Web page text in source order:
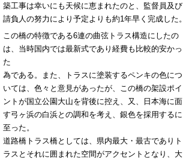
築工事は幸いにも天候に恵まれたのと、監督員及び
請負人の努力により予定よりも約1年早く完成した。
この橋の特徴である6連の曲弦トラス構造にしたの
は、当時国内では最新式であり経費も比較的安かっ
た
為である。また、トラスに塗装するペンキの色につ
いては、色々と意見があったが、この橋の架設ポイ
ントが国立公園大山を背後に控え、又、日本海に面
す弓ヶ浜の白浜との調和を考え、銀色を採用するに
至った。
道路橋トラス橋としては、県内最大・最古でありト
ラスとそれに囲まれた空間がアクセントとなり、大